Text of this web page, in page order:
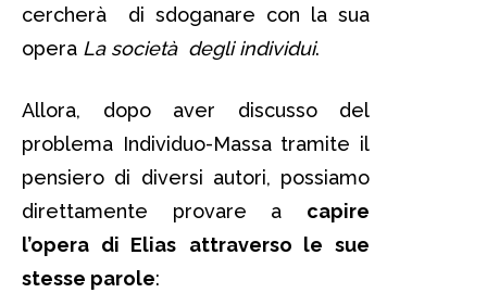
cercherà di sdoganare con la sua
opera La società degli individui.
Allora, dopo aver discusso del
problema Individuo-Massa tramite il
pensiero di diversi autori, possiamo
direttamente provare a capire
l’opera di Elias
attraverso le sue
stesse parole: